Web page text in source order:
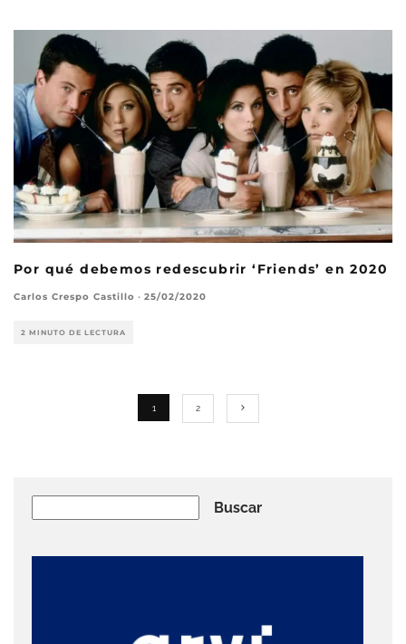
Por qué debemos redescubrir ‘Friends’ en 2020
Carlos Crespo Castillo · 25/02/2020
2 MINUTO DE LECTURA
1 2
Buscar